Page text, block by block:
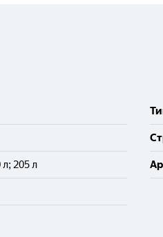
л; 205 л